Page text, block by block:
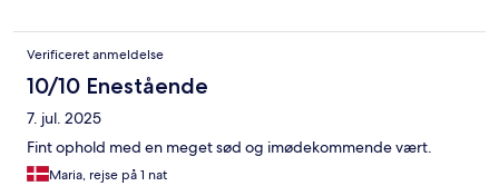
Verificeret anmeldelse
10/10 Enestående
7. jul. 2025
Fint ophold med en meget sød og imødekommende vært.
Maria, rejse på 1 nat